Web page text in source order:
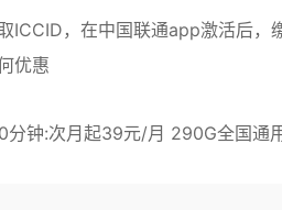
ICCID，在中国联通app激活后
优惠
钟:次月起39元/月 290G全国通